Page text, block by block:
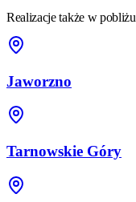
Realizacje także w pobliżu
Jaworzno
Tarnowskie Góry